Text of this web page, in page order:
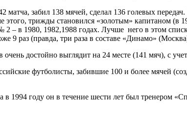
матча, забил 138 мячей, сделал 136 голевых
трижды становился «золотым» капитаном (в
– в 1980, 1982,1988 годах. Лучше него в этом
9 раз (правда, три раза в составе «Динамо»
достойно выглядит на 24 месте (141 мяч), с
футболисты, забившие 100 и более мячей
в 1994 году он в течение шести лет был тренером